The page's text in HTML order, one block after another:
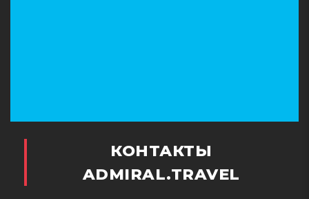
КОНТАКТЫ
ADMIRAL.TRAVEL